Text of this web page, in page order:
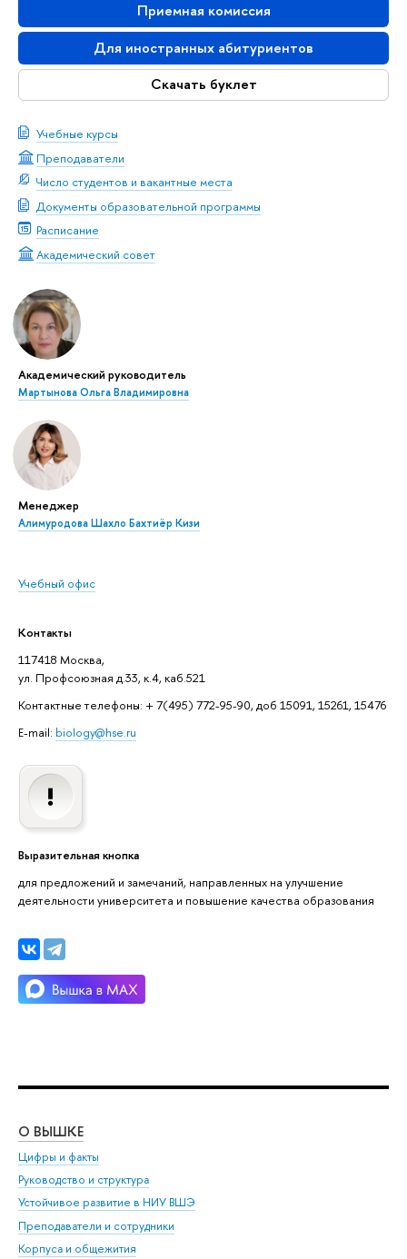
Приемная комиссия
Для иностранных абитуриентов
Скачать буклет
Учебные курсы
Преподаватели
Число студентов и вакантные места
Документы образовательной программы
Расписание
Академический совет
Академический руководитель
Мартынова Ольга Владимировна
Менеджер
Алимуродова Шахло Бахтиёр Кизи
Учебный офис
Контакты
117418 Москва,
ул. Профсоюзная д.33, к.4, каб.521
Контактные телефоны: + 7(495) 772-95-90, доб 15091, 15261, 15476
E-mail: biology@hse.ru
Выразительная кнопка
для предложений и замечаний, направленных на улучшение
деятельности университета и повышение качества образования
О ВЫШКЕ
Цифры и факты
Руководство и структура
Устойчивое развитие в НИУ ВШЭ
Преподаватели и сотрудники
Корпуса и общежития